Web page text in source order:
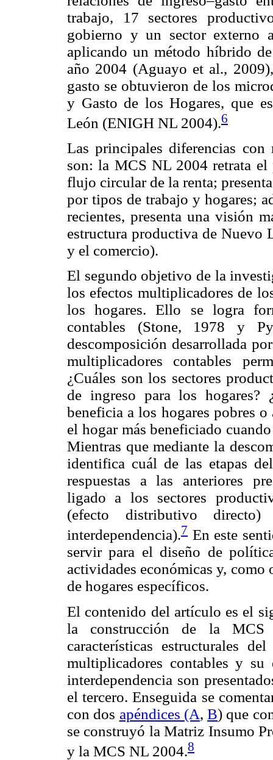
trabajo, 17 sectores
gobierno y un sector externo
aplicando un método híbrido
año 2004 (Aguayo et al.,
gasto se obtuvieron de los
y Gasto de los Hogares, que
León (ENIGH NL 2004).6
Las principales diferencias
son: la MCS NL 2004 retrata
flujo circular de la renta;
por tipos de trabajo y hogares;
recientes, presenta una visión
estructura productiva de Nuevo
y el comercio).
El segundo objetivo de la
los efectos multiplicadores de
los hogares. Ello se logra
contables (Stone, 1978 y
descomposición desarrollada
multiplicadores contables
¿Cuáles son los sectores
de ingreso para los
beneficia a los hogares pobres
el hogar más beneficiado
Mientras que mediante la
identifica cuál de las etapas
respuestas a las anteriores
ligado a los sectores
(efecto distributivo
interdependencia).7 En este
servir para el diseño de
actividades económicas y,
de hogares específicos.
El contenido del artículo es el
la construcción de la
características estructurales
multiplicadores contables y
interdependencia son
el tercero. Enseguida se
con dos apéndices (A,B) que
se construyó la Matriz Insumo
y la MCS NL 2004.8